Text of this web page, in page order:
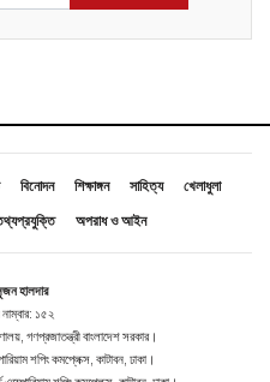
বিনোদন শিক্ষাঙ্গন সাহিত্য
খেলাধুলা
অপরাধ ও আইন
হালদার
১৫২
গণপ্রজাতন্ত্রী বাংলাদেশ সরকার।
শপিং কমপ্লেক্স, কাটাবন, ঢাকা।